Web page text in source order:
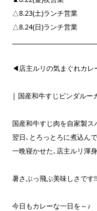
△8.23(土)ランチ営業
△8.24(日)ランチ営業
◀店主ルリの気まぐれカレ
| 国産和牛すじビンダルー
国産和牛すじ肉を自家製ス
翌日､とろっとろに煮込んで
一晩寝かせた､店主ルリ渾
暑さぶっ飛ぶ美味しさです!!
今日もカレーな一日を～♪